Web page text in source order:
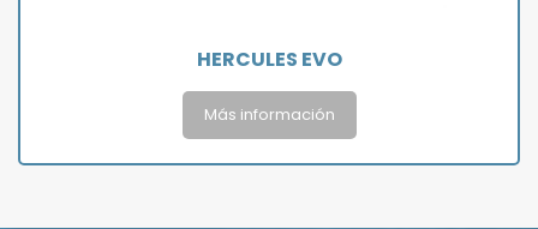
HERCULES EVO
Más información